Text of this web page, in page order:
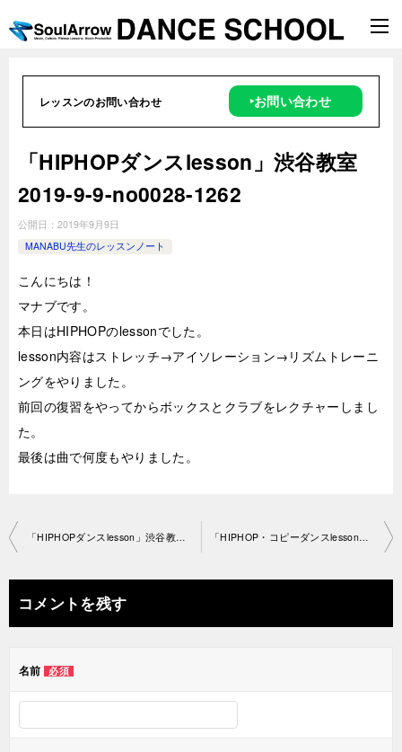
レッスンのお問い合わせ ‣お問い合わせ
「HIPHOPダンスlesson」渋谷教室
2019-9-9-­no0028-1262
公開日： 2019年9月9日
MANABU先生のレッスンノート
こんにちは！
マナブです。
本日はHIPHOPのlessonでした。
lesson内容はストレッチ→アイソレーション→リズムトレーニ
ングをやりました。
前回の復習をやってからボックスとクラブをレクチャーしまし
た。
最後は曲で何度もやりました。
投
ナ
ビ
ー
コメントを残す
名前 必須